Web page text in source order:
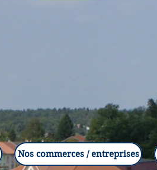
Nos commerces / entreprises